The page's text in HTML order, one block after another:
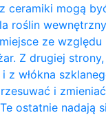
ceramiki mogą
roślin
ze względu
Z drugiej
z włókna
i
ostatnie nadają